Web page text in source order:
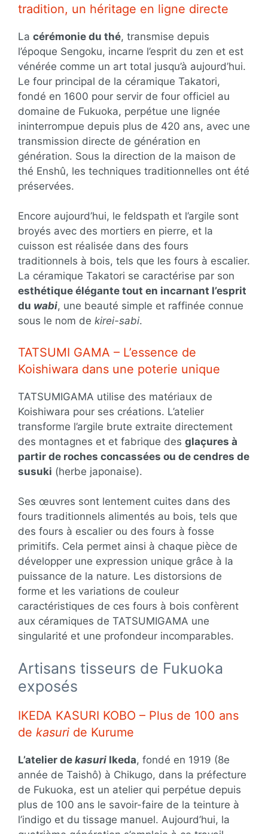
tradition, un héritage en ligne directe
La cérémonie du thé, transmise depuis
l’époque Sengoku, incarne l’esprit du zen et est
vénérée comme un art total jusqu’à aujourd’hui.
Le four principal de la céramique Takatori,
fondé en 1600 pour servir de four officiel au
domaine de Fukuoka, perpétue une lignée
ininterrompue depuis plus de 420 ans, avec une
transmission directe de génération en
génération. Sous la direction de la maison de
thé Enshû, les techniques traditionnelles ont été
préservées.
Encore aujourd’hui, le feldspath et l’argile sont
broyés avec des mortiers en pierre, et la
cuisson est réalisée dans des fours
traditionnels à bois, tels que les fours à escalier.
La céramique Takatori se caractérise par son
esthétique élégante tout en incarnant l’esprit
du wabi, une beauté simple et raffinée connue
sous le nom de kirei-sabi.
TATSUMI GAMA – L’essence de
Koishiwara dans une poterie unique
TATSUMIGAMA utilise des matériaux de
Koishiwara pour ses créations. L’atelier
transforme l’argile brute extraite directement
des montagnes et et fabrique des glaçures à
partir de roches concassées ou de cendres de
susuki (herbe japonaise).
Ses œuvres sont lentement cuites dans des
fours traditionnels alimentés au bois, tels que
des fours à escalier ou des fours à fosse
primitifs. Cela permet ainsi à chaque pièce de
développer une expression unique grâce à la
puissance de la nature. Les distorsions de
forme et les variations de couleur
caractéristiques de ces fours à bois confèrent
aux céramiques de TATSUMIGAMA une
singularité et une profondeur incomparables.
Artisans tisseurs de Fukuoka
exposés
IKEDA KASURI KOBO – Plus de 100 ans
de kasuri de Kurume
L’atelier de kasuri Ikeda, fondé en 1919 (8e
année de Taishô) à Chikugo, dans la préfecture
de Fukuoka, est un atelier qui perpétue depuis
plus de 100 ans le savoir-faire de la teinture à
l’indigo et du tissage manuel. Aujourd’hui, la